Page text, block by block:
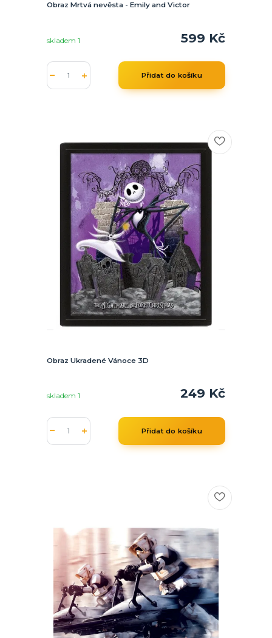
Obraz Mrtvá nevěsta - Emily and Victor
599 Kč
skladem 1
Přidat do košíku
Obraz Ukradené Vánoce 3D
249 Kč
skladem 1
Přidat do košíku